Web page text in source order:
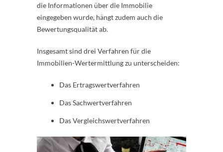
die Informationen über die Immobilie
eingegeben wurde, hängt zudem auch die
Bewertungsqualität ab.
Insgesamt sind drei Verfahren für die
Immobilien-Wertermittlung zu unterscheiden:
Das Ertragswertverfahren
Das Sachwertverfahren
Das Vergleichswertverfahren